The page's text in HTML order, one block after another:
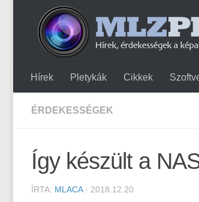
Hírek Pletykák Cikkek
ÉRDEKESSÉGEK
Így készült a
ÍRTA: MLACA· 2018.12.20